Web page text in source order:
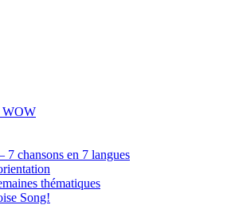
WOW
7 chansons en 7 langues
thématiques
Song!